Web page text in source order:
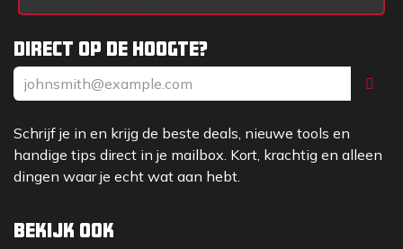
adapter losgedraaid.
Adapter verwijderen:Zodra de schroeven los
zijn, wordt de adapter voorzichtig van de Grabo
Voedingsstekker loskoppelen:De power plug
wordt losgekoppeld.
Voedingsstekker aansluiten:
aansluiting op de Grabo Pro Brushless gedrukt
Direct op de hoogte?
Schrijf je in en krijg de beste deals, nieuwe tools en
handige tips direct in je mailbox. Kort, krachtig en alleen
dingen waar je echt wat aan hebt.
Bekijk ook